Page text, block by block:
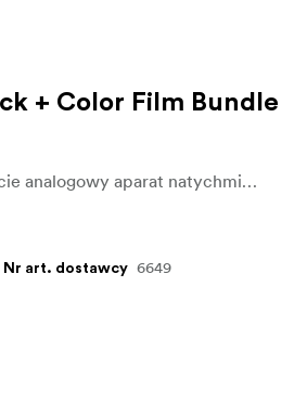
+ Color Film Bundle
Najmniejszy na świecie analogowy aparat natychmiastowy jest gotowy na każdą przygodę, jaką przyniesie Ci życie w stylu analogowym. Dzięki lusterku do selfie, samowyzwalaczowi i trybowi podwójnej ekspozycji, Go Gen 3 oferuje nowy obiektyw i mocniejszy błysk, co pozwala na uzyskanie wyraźniejszych zdjęć w każdym oświetleniu oraz selfie z większym zbliżeniem i mniejszymi odblaskami.W zestawie znajduje się 8 rolek filmu
Nr art. dostawcy 6649